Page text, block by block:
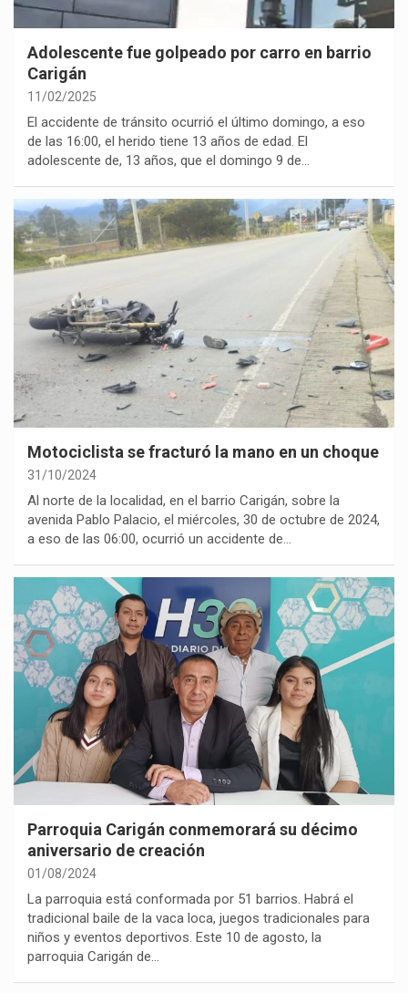
Adolescente fue golpeado por carro en barrio
Carigán
11/02/2025
El accidente de tránsito ocurrió el último domingo, a eso
de las 16:00, el herido tiene 13 años de edad. El
adolescente de, 13 años, que el domingo 9 de…
Motociclista se fracturó la mano en un choque
31/10/2024
Al norte de la localidad, en el barrio Carigán, sobre la
avenida Pablo Palacio, el miércoles, 30 de octubre de 2024,
a eso de las 06:00, ocurrió un accidente de…
Parroquia Carigán conmemorará su décimo
aniversario de creación
01/08/2024
La parroquia está conformada por 51 barrios. Habrá el
tradicional baile de la vaca loca, juegos tradicionales para
niños y eventos deportivos. Este 10 de agosto, la
parroquia Carigán de…